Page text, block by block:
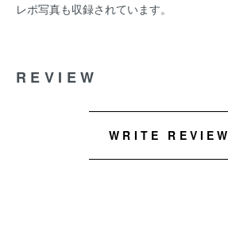
レポ写真も収録されています。
REVIEW
WRITE REVIEW